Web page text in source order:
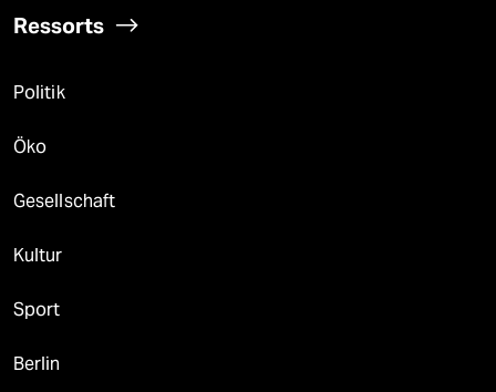
Ressorts
Politik
Öko
Gesellschaft
Kultur
Sport
Berlin